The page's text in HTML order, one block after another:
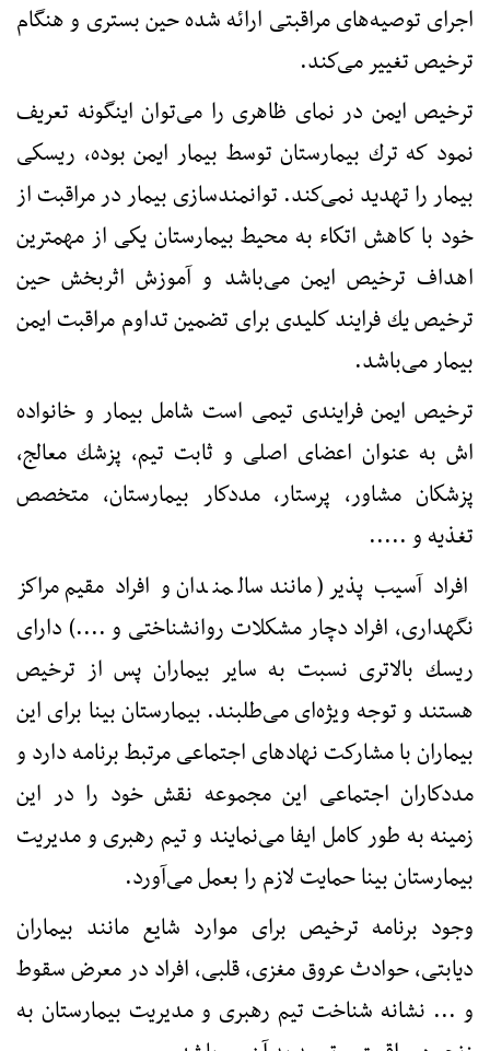
اجرای توصیه‌های مراقبتی ارائه شده حین بستری و هنگام
ترخیص تغییر می‌كند.
ترخیص ایمن در نمای ظاهری را می‌توان اینگونه تعریف
نمود كه ترك بیمارستان توسط بیمار ایمن بوده، ریسكی
بیمار را تهدید نمی‌كند. توانمندسازی بیمار در مراقبت از
خود با كاهش اتكاء به محیط بیمارستان یكی از مهمترین
اهداف ترخیص ایمن می‌باشد و آموزش اثربخش حین
ترخیص یك فرایند كلیدی برای تضمین تداوم مراقبت ایمن
بیمار می‌باشد.
ترخیص ایمن فرایندی تیمی است شامل بیمار و خانواده
اش به عنوان اعضای اصلی و ثابت تیم، پزشك معالج،
پزشكان مشاور، پرستار، مددكار بیمارستان، متخصص
تغذیه و .....
افراد آسیب پذیر (مانند سالمندان و افراد مقیم مراكز
نگهداری، افراد دچار مشكلات روانشناختی و ....) دارای
ریسك بالاتری نسبت به سایر بیماران پس از ترخیص
هستند و توجه ویژه‌ای می‌طلبند. بیمارستان بینا برای این
بیماران با مشاركت نهادهای اجتماعی مرتبط برنامه دارد و
مددكاران اجتماعی این مجموعه نقش خود را در این
زمینه به طور كامل ایفا می‌نمایند و تیم رهبری و مدیریت
بیمارستان بینا حمایت لازم را بعمل می‌آورد.
وجود برنامه ترخیص برای موارد شایع مانند بیماران
دیابتی، حوادث عروق مغزی، قلبی، افراد در معرض سقوط
و ... نشانه شناخت تیم رهبری و مدیریت بیمارستان به